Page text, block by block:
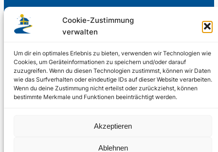
Cookie-Zustimmung
verwalten
Um dir ein optimales Erlebnis zu bieten, verwenden wir Technologien wie
Cookies, um Geräteinformationen zu speichern und/oder darauf
zuzugreifen. Wenn du diesen Technologien zustimmst, können wir Daten
wie das Surfverhalten oder eindeutige IDs auf dieser Website verarbeiten.
Wenn du deine Zustimmung nicht erteilst oder zurückziehst, können
bestimmte Merkmale und Funktionen beeinträchtigt werden.
Akzeptieren
Ablehnen
Freiwillige Spenden für die Aufrechterhaltung
Support us
© 2002 – 2026